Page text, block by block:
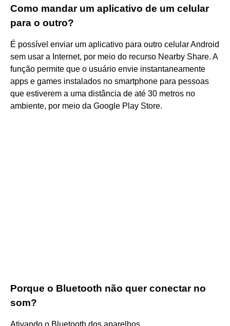
Como mandar um aplicativo de um celular
para o outro?
É possível enviar um aplicativo para outro celular Android
sem usar a Internet, por meio do recurso Nearby Share. A
função permite que o usuário envie instantaneamente
apps e games instalados no smartphone para pessoas
que estiverem a uma distância de até 30 metros no
ambiente, por meio da Google Play Store.
Porque o Bluetooth não quer conectar no
som?
Ativando o Bluetooth dos aparelhos